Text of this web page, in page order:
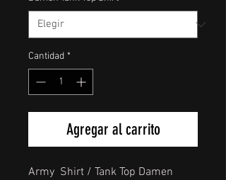
Cantidad *
Agregar al carrito
Army Shirt / Tank Top Damen